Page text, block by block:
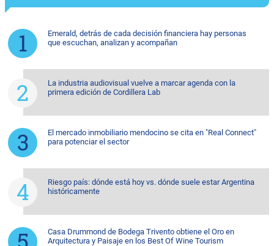
Emerald, detrás de cada decisión financiera hay personas
que escuchan, analizan y acompañan
La industria audiovisual vuelve a marcar agenda con la
primera edición de Cordillera Lab
El mercado inmobiliario mendocino se cita en "Real Connect"
para potenciar el sector
Riesgo país: dónde está hoy vs. dónde suele estar Argentina
históricamente
Casa Drummond de Bodega Trivento obtiene el Oro en
Arquitectura y Paisaje en los Best Of Wine Tourism